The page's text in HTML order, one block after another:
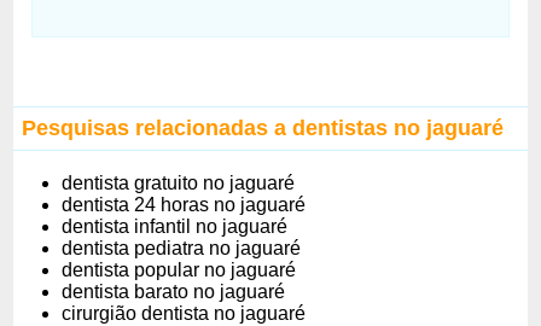
Pesquisas relacionadas a dentistas no jaguaré
dentista gratuito no jaguaré
dentista 24 horas no jaguaré
dentista infantil no jaguaré
dentista pediatra no jaguaré
dentista popular no jaguaré
dentista barato no jaguaré
cirurgião dentista no jaguaré